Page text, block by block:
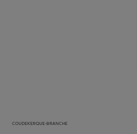
COUDEKERQUE-BRANCHE